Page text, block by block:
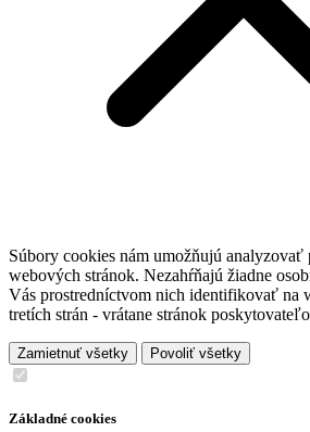
Súbory cookies nám umožňujú analyzovať
webových stránok. Nezahŕňajú žiadne
Vás prostredníctvom nich identifikovať na
tretích strán - vrátane stránok
Zamietnuť všetky Povoliť všetky
Základné cookies